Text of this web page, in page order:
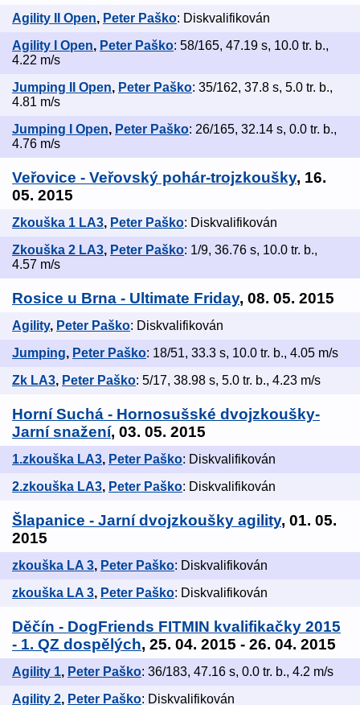
Agility II Open, Peter Paško: Diskvalifikován
Agility I Open, Peter Paško: 58/165, 47.19 s, 10.0 tr. b.,
4.22 m/s
Jumping II Open, Peter Paško: 35/162, 37.8 s, 5.0 tr. b.,
4.81 m/s
Jumping I Open, Peter Paško: 26/165, 32.14 s, 0.0 tr. b.,
4.76 m/s
Veřovice - Veřovský pohár-trojzkoušky, 16.
05. 2015
Zkouška 1 LA3, Peter Paško: Diskvalifikován
Zkouška 2 LA3, Peter Paško: 1/9, 36.76 s, 10.0 tr. b.,
4.57 m/s
Rosice u Brna - Ultimate Friday, 08. 05. 2015
Agility, Peter Paško: Diskvalifikován
Jumping, Peter Paško: 18/51, 33.3 s, 10.0 tr. b., 4.05 m/s
Zk LA3, Peter Paško: 5/17, 38.98 s, 5.0 tr. b., 4.23 m/s
Horní Suchá - Hornosušské dvojzkoušky-
Jarní snažení, 03. 05. 2015
1.zkouška LA3, Peter Paško: Diskvalifikován
2.zkouška LA3, Peter Paško: Diskvalifikován
Šlapanice - Jarní dvojzkoušky agility, 01. 05.
2015
zkouška LA 3, Peter Paško: Diskvalifikován
zkouška LA 3, Peter Paško: Diskvalifikován
Děčín - DogFriends FITMIN kvalifikačky 2015
- 1. QZ dospělých, 25. 04. 2015 - 26. 04. 2015
Agility 1, Peter Paško: 36/183, 47.16 s, 0.0 tr. b., 4.2 m/s
Agility 2, Peter Paško: Diskvalifikován